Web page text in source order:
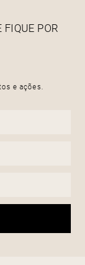
POR
e ações.